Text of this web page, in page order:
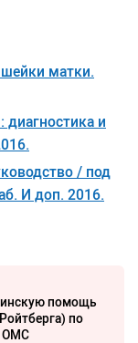
шейки матки.
и
/ под
И доп. 2016.
помощь
по
ОМС